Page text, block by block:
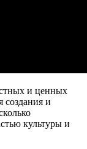
и ценных
создания и
культуры и